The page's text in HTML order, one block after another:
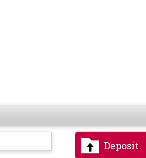
Deposit